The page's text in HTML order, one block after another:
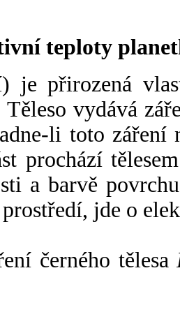
teploty
je přirozená
Těleso vydává
li toto záření
prochází
a barvě
jde o
černého tělesa